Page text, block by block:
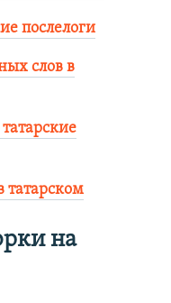
послелоги
слов в
татарском
на